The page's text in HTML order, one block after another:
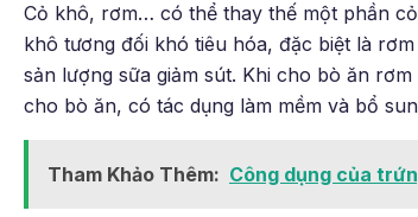
Cỏ khô, rơm… có thể thay thế một phần
khô tương đối khó tiêu hóa, đặc biệt là
sản lượng sữa giảm sút. Khi cho bò ăn
cho bò ăn, có tác dụng làm mềm và bổ
Tham Khảo Thêm: Công dụng của